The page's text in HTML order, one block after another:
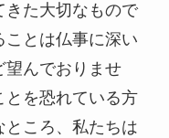
きた大切なもので
とは仏事に深い
望んでおりませ
とを恐れている方
ところ、私たちは